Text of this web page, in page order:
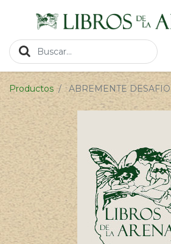
Productos ABREMENTE